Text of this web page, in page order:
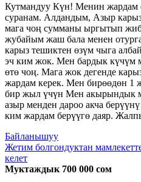
Кутмандуу Күн! Менин жардам
суранам. Алдандым, Азыр
мага чоң сумманы ыргытып
жубайым жаш бала менен
карыз тешиктен өзүм чыга
эч ким жок. Мен бардык күчүм
өтө чоң. Мага жок дегенде
жардам керек. Мен бирөөдөн 1
бир жыл үчүн Мен акырындык
азыр менден дароо акча
ким жардам берүүгө даяр.
Байланышуу
Жетим болгондуктан
келет
Муктаждык 700 000 сом